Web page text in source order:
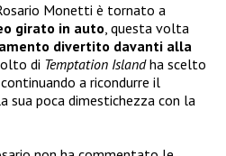
Monetti è tornato a
girato in auto, questa volta
divertito davanti alla
di Temptation Islandha scelto
a ricondurre il
sua poca dimestichezza con la